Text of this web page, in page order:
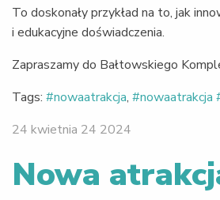
To doskonały przykład na to, jak
i edukacyjne doświadczenia.
Zapraszamy do Bałtowskiego
Tags: #nowaatrakcja, #nowaatrakcja
24 kwietnia 24 2024
Nowa